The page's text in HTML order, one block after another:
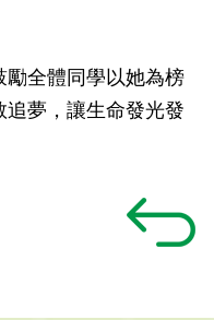
全體同學以她為榜
夢，讓生命發光發